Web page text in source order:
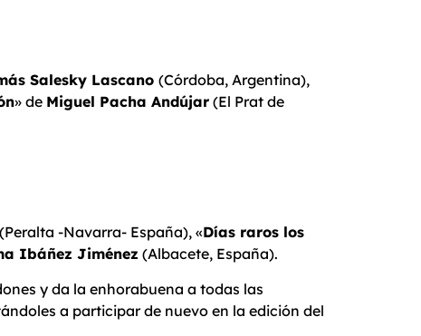
Salesky Lascano (Córdoba, Argentina),
» de Miguel Pacha Andújar (El Prat de
(Peralta -Navarra- España), «Días raros los
Ibáñez Jiménez (Albacete, España).
y da la enhorabuena a todas las
a participar de nuevo en la edición del